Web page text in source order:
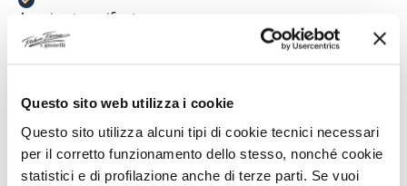
Questo sito web utilizza i cookie
Questo sito utilizza alcuni tipi di cookie tecnici necessari
per il corretto funzionamento dello stesso, nonché cookie
statistici e di profilazione anche di terze parti. Se vuoi
Acquirente verificato
Ich bin insgesamt mit meinem Kauf zufrieden. Die Uhr ist
hervorheben möchte ich den attraktiven Preis sowie den
vollständig ausgefüllten und abgestempelten internationalen
Seiko-Garantieschein. Der Versand war außerdem schnell.